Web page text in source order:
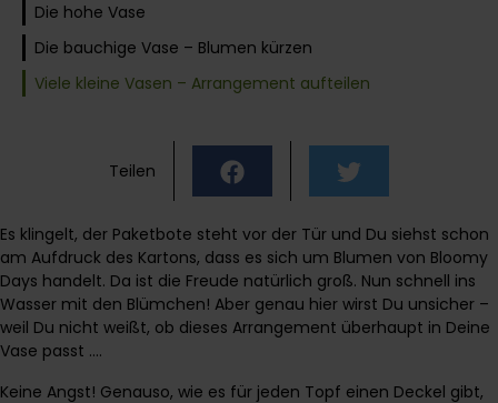
Die hohe Vase
Die bauchige Vase – Blumen kürzen
Viele kleine Vasen – Arrangement aufteilen
Teilen
Es klingelt, der Paketbote steht vor der Tür und Du siehst schon
am Aufdruck des Kartons, dass es sich um Blumen von Bloomy
Days handelt. Da ist die Freude natürlich groß. Nun schnell ins
Wasser mit den Blümchen! Aber genau hier wirst Du unsicher –
weil Du nicht weißt, ob dieses Arrangement überhaupt in Deine
Vase passt ….
Keine Angst! Genauso, wie es für jeden Topf einen Deckel gibt,